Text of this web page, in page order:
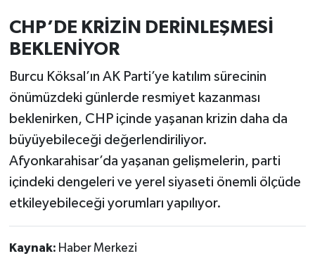
CHP’DE KRİZİN DERİNLEŞMESİ
BEKLENİYOR
Burcu Köksal’ın AK Parti’ye katılım sürecinin
önümüzdeki günlerde resmiyet kazanması
beklenirken, CHP içinde yaşanan krizin daha da
büyüyebileceği değerlendiriliyor.
Afyonkarahisar’da yaşanan gelişmelerin, parti
içindeki dengeleri ve yerel siyaseti önemli ölçüde
etkileyebileceği yorumları yapılıyor.
Kaynak: Haber Merkezi